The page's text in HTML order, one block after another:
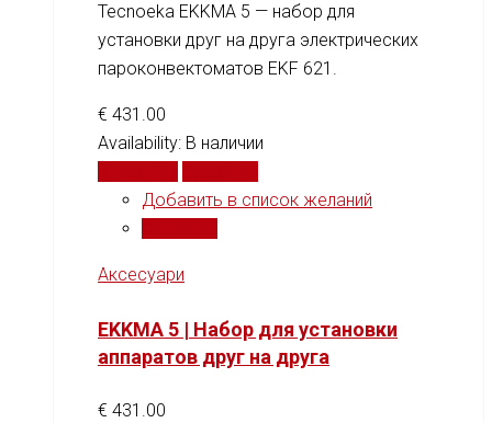
Tecnoeka EKKMA 5 — набор для
установки друг на друга электрических
пароконвектоматов EKF 621.
€ 431.00
Availability: В наличии
Добавить в список желаний
Аксесуари
EKKMA 5 | Набор для установки
аппаратов друг на друга
€ 431.00